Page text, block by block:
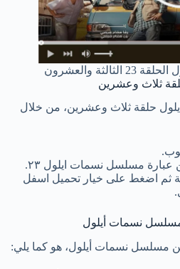
والعشرون
ثلاث وعشرين
حلقة ثلاث وعشرين، من خلال
مسلسل نسمات ايلول ٢٣.
ثم اضغط على خيار تحميل اسفل
مسلسل نسمات أيلول
مسلسل نسمات أيلول، هو كما يلي: